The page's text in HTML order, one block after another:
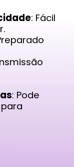
: Fácil
: Pode